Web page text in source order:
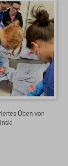
Üben von